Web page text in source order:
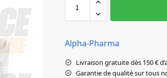
Alpha-Pharma
Livraison gratuite dès 150 €
Garantie de qualité sur tous